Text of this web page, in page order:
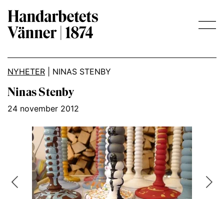
Main Navigation
NYHETER NINAS STENBY
Ninas Stenby
24 november 2012
Previous